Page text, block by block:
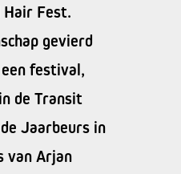
Hair Fest.
gevierd
festival,
de Transit
Jaarbeurs in
van Arjan